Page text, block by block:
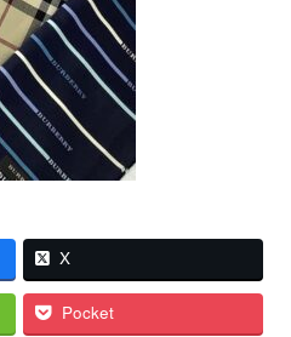
X
Pocket